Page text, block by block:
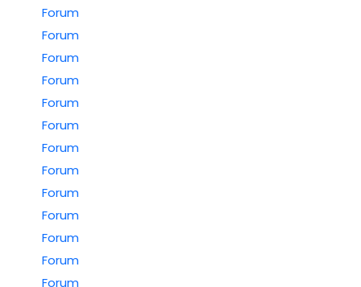
Forum
Forum
Forum
Forum
Forum
Forum
Forum
Forum
Forum
Forum
Forum
Forum
Forum